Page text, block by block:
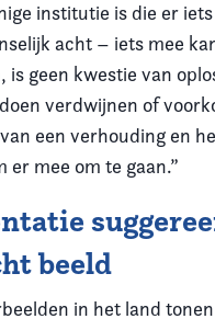
institutie is die er
acht – iets mee
is geen kwestie van
verdwijnen of
een verhouding en
er mee om te gaan.”
beeld
in het land